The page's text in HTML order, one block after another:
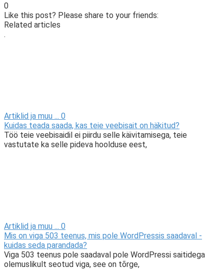
0
Like this post? Please share to your friends:
Related articles
.
Artiklid ja muu ... 0
Kuidas teada saada, kas teie veebisait on häkitud?
Töö teie veebisaidil ei piirdu selle käivitamisega, teie
vastutate ka selle pideva hoolduse eest,
Artiklid ja muu ... 0
Mis on viga 503 teenus, mis pole WordPressis saadaval -
kuidas seda parandada?
Viga 503 teenus pole saadaval pole WordPressi saitidega
olemuslikult seotud viga, see on tõrge,